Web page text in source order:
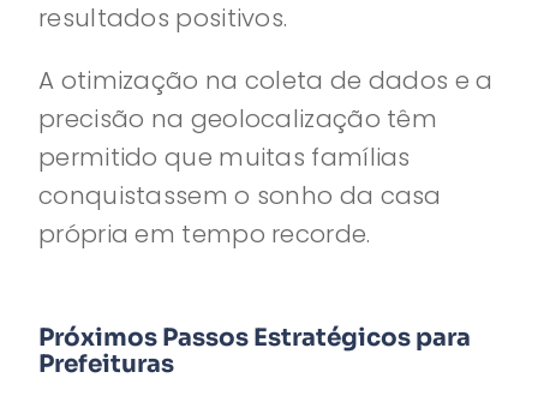
resultados positivos.
A otimização na coleta de dados e a
precisão na geolocalização têm
permitido que muitas famílias
conquistassem o sonho da casa
própria em tempo recorde.
Próximos Passos Estratégicos para
Prefeituras